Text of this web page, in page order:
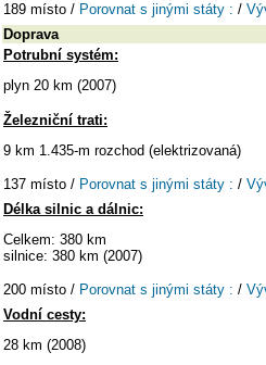
189 místo / Porovnat s jinými státy : /
Doprava
Potrubní systém:
plyn 20 km (2007)
Železniční trati:
9 km 1.435-m rozchod (elektrizovaná)
137 místo / Porovnat s jinými státy : /
Délka silnic a dálnic:
Celkem: 380 km
silnice: 380 km (2007)
200 místo / Porovnat s jinými státy : /
Vodní cesty:
28 km (2008)